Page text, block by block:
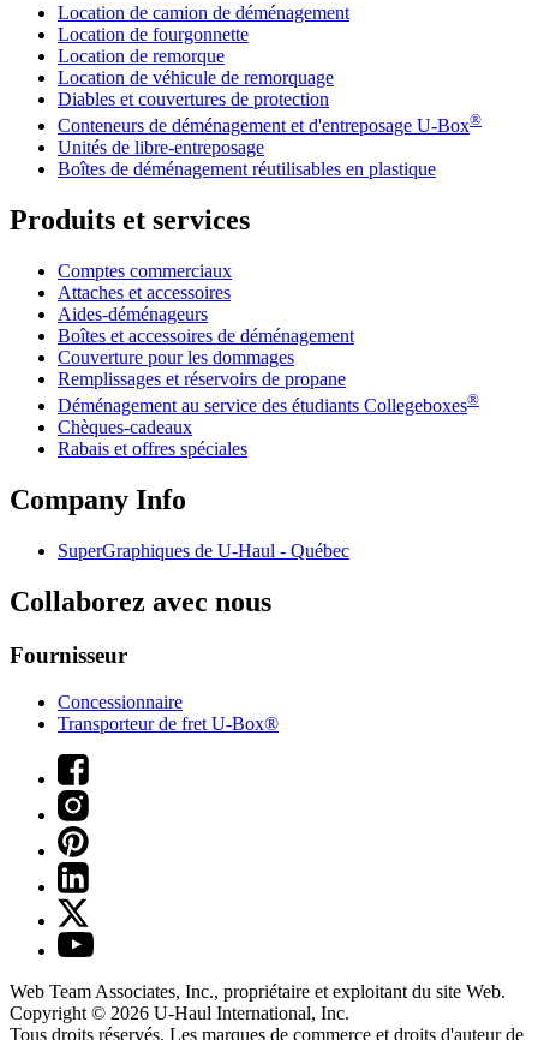
Location de camion de déménagement
Location de fourgonnette
Location de remorque
Location de véhicule de remorquage
Diables et couvertures de protection
Conteneurs de déménagement et d'entreposage U-Box®
Unités de libre-entreposage
Boîtes de déménagement réutilisables en plastique
Produits et services
Comptes commerciaux
Attaches et accessoires
Aides-déménageurs
Boîtes et accessoires de déménagement
Couverture pour les dommages
Remplissages et réservoirs de propane
Déménagement au service des étudiants Collegeboxes®
Chèques-cadeaux
Rabais et offres spéciales
Company Info
SuperGraphiques de U-Haul - Québec
Collaborez avec nous
Fournisseur
Concessionnaire
Transporteur de fret U-Box®
Web Team Associates, Inc., propriétaire et exploitant du site Web.
Copyright © 2026 U-Haul International, Inc.
Tous droits réservés. Les marques de commerce et droits d'auteur de